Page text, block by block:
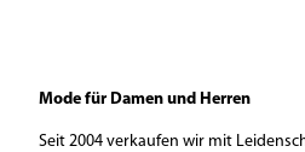
Mode für Damen und Herren
Seit 2004 verkaufen wir mit